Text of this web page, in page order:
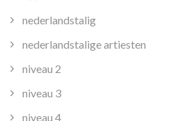
nederlandstalig
nederlandstalige artiesten
niveau 2
niveau 3
niveau 4